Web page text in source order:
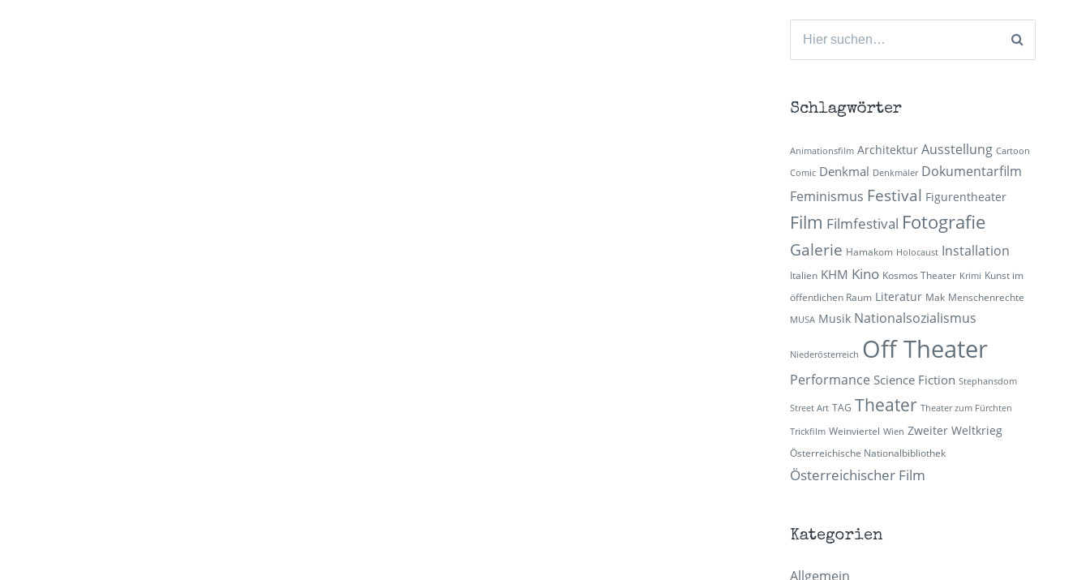
Suchen
Schlagwörter
Animationsfilm Architektur Ausstellung Cartoon
Comic Denkmal Denkmäler Dokumentarfilm
Feminismus Festival Figurentheater
Film Filmfestival Fotografie
Galerie Hamakom Holocaust Installation
Italien KHM Kino Kosmos Theater Krimi Kunst im
öffentlichen Raum Literatur Mak Menschenrechte
MUSA Musik Nationalsozialismus
Niederösterreich Off Theater
Performance Science Fiction Stephansdom
Street Art TAG Theater Theater zum Fürchten
Trickfilm Weinviertel Wien Zweiter Weltkrieg
Österreichische Nationalbibliothek
Österreichischer Film
Kategorien
Allgemein